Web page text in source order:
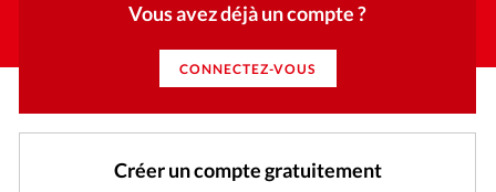
Vous avez déjà un compte ?
CONNECTEZ-VOUS
Créer un compte gratuitement